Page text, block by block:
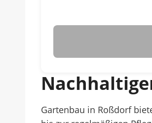
Gartenbau in Roßdorf